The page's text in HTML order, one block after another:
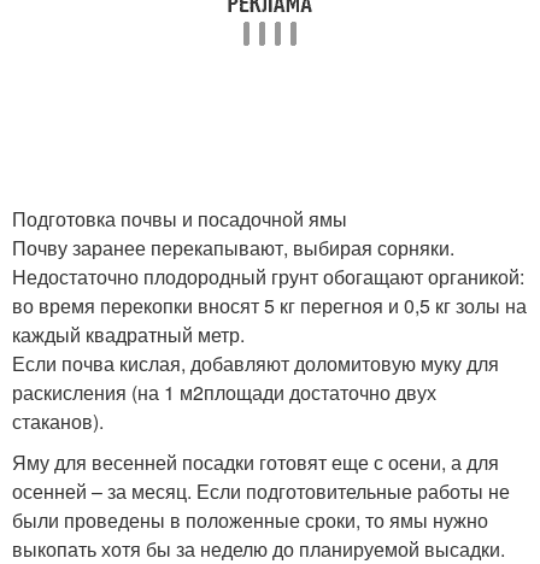
Подготовка почвы и посадочной ямы
Почву заранее перекапывают, выбирая сорняки.
Недостаточно плодородный грунт обогащают органикой:
во время перекопки вносят 5 кг перегноя и 0,5 кг золы на
каждый квадратный метр.
Если почва кислая, добавляют доломитовую муку для
раскисления (на 1 м2площади достаточно двух
стаканов).
Яму для весенней посадки готовят еще с осени, а для
осенней – за месяц. Если подготовительные работы не
были проведены в положенные сроки, то ямы нужно
выкопать хотя бы за неделю до планируемой высадки.